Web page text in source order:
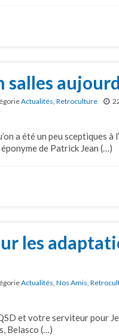
salles
Actualités Retroculture
a été un peu sceptiques à
de Patrick Jean (…)
les
Actualités, Nos Amis,
et votre serviteur pour
Belasco (…)